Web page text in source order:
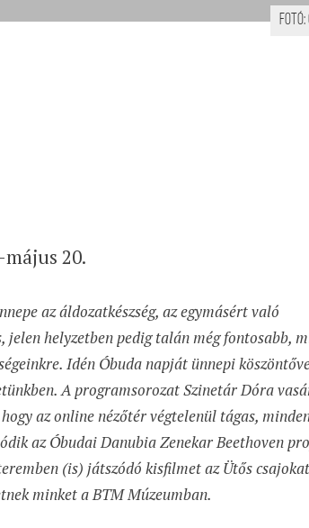
Fotó:
20.
az áldozatkészség, az egymásért való
jelen helyzetben pedig talán még fontosabb,
Idén Óbuda napját ünnepi
A programsorozat Szinetár Dóra
az online nézőtér végtelenül tágas,
az Óbudai Danubia Zenekar Beethoven
(is) játszódó kisfilmet az Ütős
minket a BTM Múzeumban.